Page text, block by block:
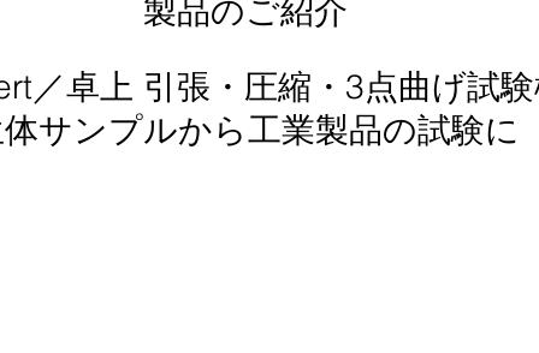
製品のご紹介
／卓上 引張・圧縮・3点曲げ試
サンプルから工業製品の試験に